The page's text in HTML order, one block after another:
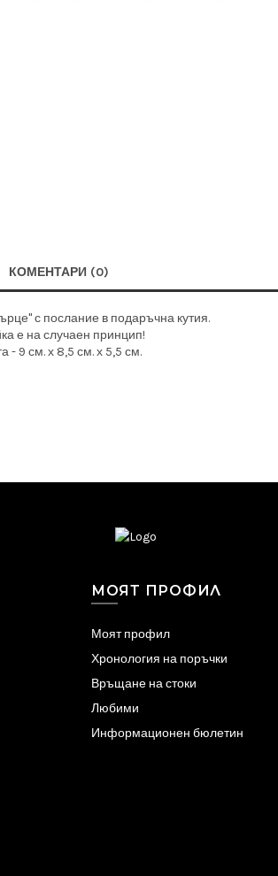
КОМЕНТАРИ (0)
с послание в подаръчна кутия.
е на случаен принцип!
- 9 см. х 8,5 см. х 5,5 см.
МОЯТ ПРОФИЛ
Моят профил
Хронология на поръчки
Връщане на стоки
Любими
Информационен бюлетин